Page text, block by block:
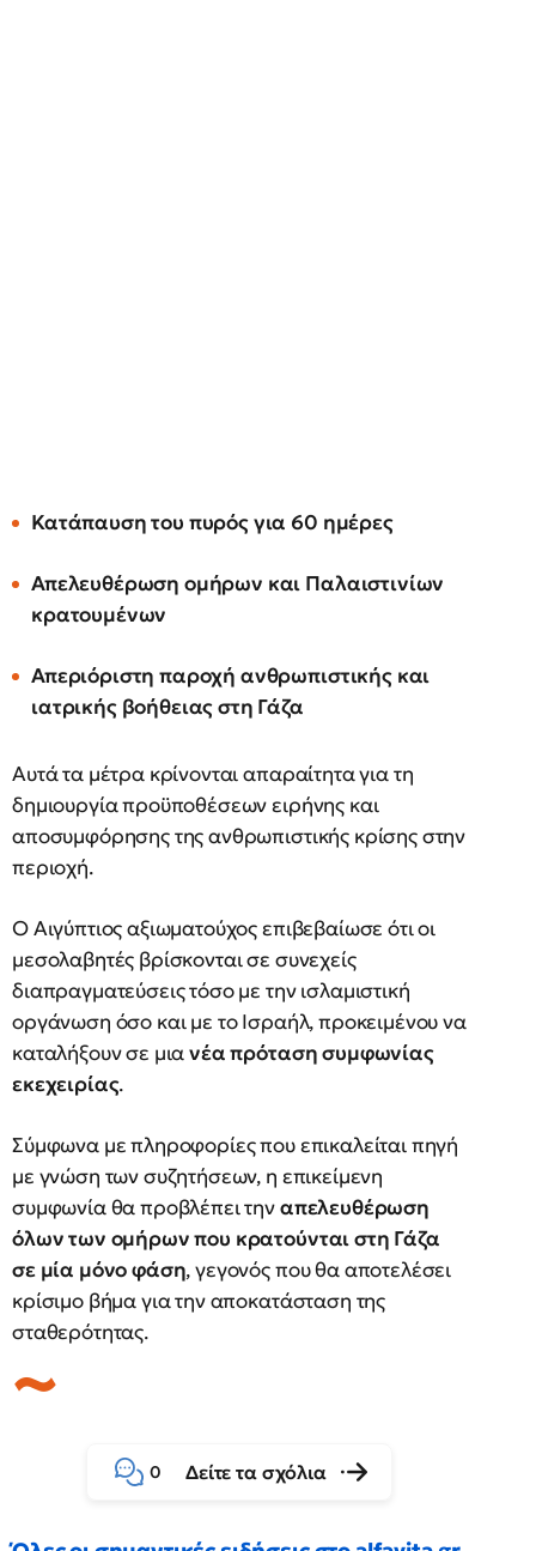
Κατάπαυση του πυρός για 60 ημέρες
Απελευθέρωση ομήρων και Παλαιστινίων
κρατουμένων
Απεριόριστη παροχή ανθρωπιστικής και
ιατρικής βοήθειας στη Γάζα
Αυτά τα μέτρα κρίνονται απαραίτητα για τη
δημιουργία προϋποθέσεων ειρήνης και
αποσυμφόρησης της ανθρωπιστικής κρίσης στην
περιοχή.
Ο Αιγύπτιος αξιωματούχος επιβεβαίωσε ότι οι
μεσολαβητές βρίσκονται σε συνεχείς
διαπραγματεύσεις τόσο με την ισλαμιστική
οργάνωση όσο και με το Ισραήλ, προκειμένου να
καταλήξουν σε μιανέα πρόταση συμφωνίας
εκεχειρίας.
Σύμφωνα με πληροφορίες που επικαλείται πηγή
με γνώση των συζητήσεων, η επικείμενη
συμφωνία θα προβλέπει τηναπελευθέρωση
όλων των ομήρων που κρατούνται στη Γάζα
σε μία μόνο φάση, γεγονός που θα αποτελέσει
κρίσιμο βήμα για την αποκατάσταση της
σταθερότητας.
0 Δείτε τα σχόλια